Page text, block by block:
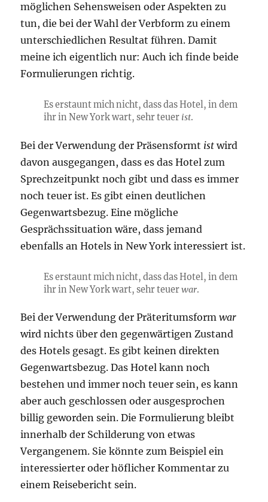
möglichen Sehensweisen oder Aspekten zu
tun, die bei der Wahl der Verbform zu einem
unterschiedlichen Resultat führen. Damit
meine ich eigentlich nur: Auch ich finde beide
Formulierungen richtig.
Es erstaunt mich nicht, dass das Hotel, in dem
ihr in New York wart, sehr teuer ist.
Bei der Verwendung der Präsensformt ist wird
davon ausgegangen, dass es das Hotel zum
Sprechzeitpunkt noch gibt und dass es immer
noch teuer ist. Es gibt einen deutlichen
Gegenwartsbezug. Eine mögliche
Gesprächssituation wäre, dass jemand
ebenfalls an Hotels in New York interessiert ist.
Es erstaunt mich nicht, dass das Hotel, in dem
ihr in New York wart, sehr teuerwar.
Bei der Verwendung der Präteritumsformwar
wird nichts über den gegenwärtigen Zustand
des Hotels gesagt. Es gibt keinen direkten
Gegenwartsbezug. Das Hotel kann noch
bestehen und immer noch teuer sein, es kann
aber auch geschlossen oder ausgesprochen
billig geworden sein. Die Formulierung bleibt
innerhalb der Schilderung von etwas
Vergangenem. Sie könnte zum Beispiel ein
interessierter oder höflicher Kommentar zu
einem Reisebericht sein.